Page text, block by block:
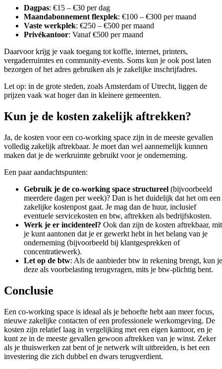
Dagpas: €15 – €30 per dag
Maandabonnement flexplek: €100 – €300 per maand
Vaste werkplek: €250 – €500 per maand
Privékantoor: Vanaf €500 per maand
Daarvoor krijg je vaak toegang tot koffie, internet, printers,
vergaderruimtes en community-events. Soms kun je ook post laten
bezorgen of het adres gebruiken als je zakelijke inschrijfadres.
Let op: in de grote steden, zoals Amsterdam of Utrecht, liggen de
prijzen vaak wat hoger dan in kleinere gemeenten.
Kun je de kosten zakelijk aftrekken?
Ja, de kosten voor een co-working space zijn in de meeste gevallen
volledig zakelijk aftrekbaar. Je moet dan wel aannemelijk kunnen
maken dat je de werkruimte gebruikt voor je onderneming.
Een paar aandachtspunten:
Gebruik je de co-working space structureel (bijvoorbeeld
meerdere dagen per week)? Dan is het duidelijk dat het om een
zakelijke kostenpost gaat. Je mag dan de huur, inclusief
eventuele servicekosten en btw, aftrekken als bedrijfskosten.
Werk je er incidenteel? Ook dan zijn de kosten aftrekbaar,
je kunt aantonen dat je er gewerkt hebt in het belang van je
onderneming (bijvoorbeeld bij klantgesprekken of
concentratiewerk).
Let op de btw: Als de aanbieder btw in rekening brengt, kun je
deze als voorbelasting terugvragen, mits je btw-plichtig bent.
Conclusie
Een co-working space is ideaal als je behoefte hebt aan meer focus,
nieuwe zakelijke contacten of een professionele werkomgeving. De
kosten zijn relatief laag in vergelijking met een eigen kantoor, en je
kunt ze in de meeste gevallen gewoon aftrekken van je winst. Zeker
als je thuiswerken zat bent of je netwerk wilt uitbreiden, is het een
investering die zich dubbel en dwars terugverdient.